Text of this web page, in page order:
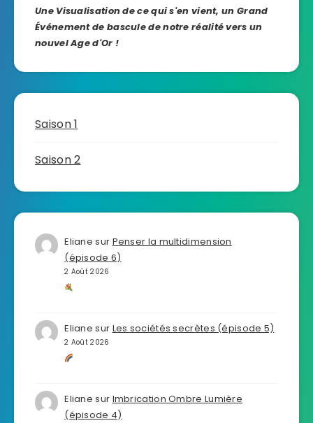
Une Visualisation de ce qui s'en vient, un Grand
Événement de bascule de notre réalité vers un
nouvel Age d'Or !
Saison 1
Saison 2
Eliane sur Penser la multidimension
(épisode 6)
2 Août 2026
Eliane sur Les sociétés secrètes (épisode 5)
2 Août 2026
Eliane sur Imbrication Ombre Lumière
(épisode 4)